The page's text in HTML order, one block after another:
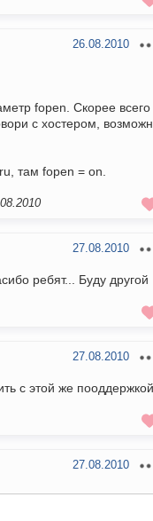
26.08.2010
fopen. Скорее всего
с хостером,
там fopen = on.
27.08.2010
ребят... Буду другой
27.08.2010
с этой же
27.08.2010